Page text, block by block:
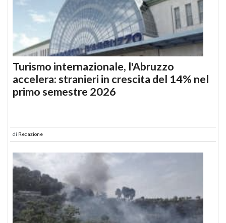
Turismo internazionale, l'Abruzzo
accelera: stranieri in crescita del 14% nel
primo semestre 2026
di Redazione